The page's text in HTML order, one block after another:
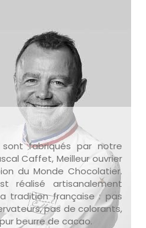
fabriqués par notre
Caffet, Meilleur ouvrier
du Monde Chocolatier.
réalisé artisanalement
tradition française : pas
pas de colorants,
beurre de cacao.